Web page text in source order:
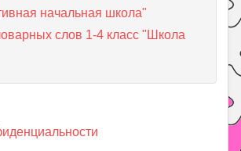
начальная школа"
слов 1-4 класс "Школа